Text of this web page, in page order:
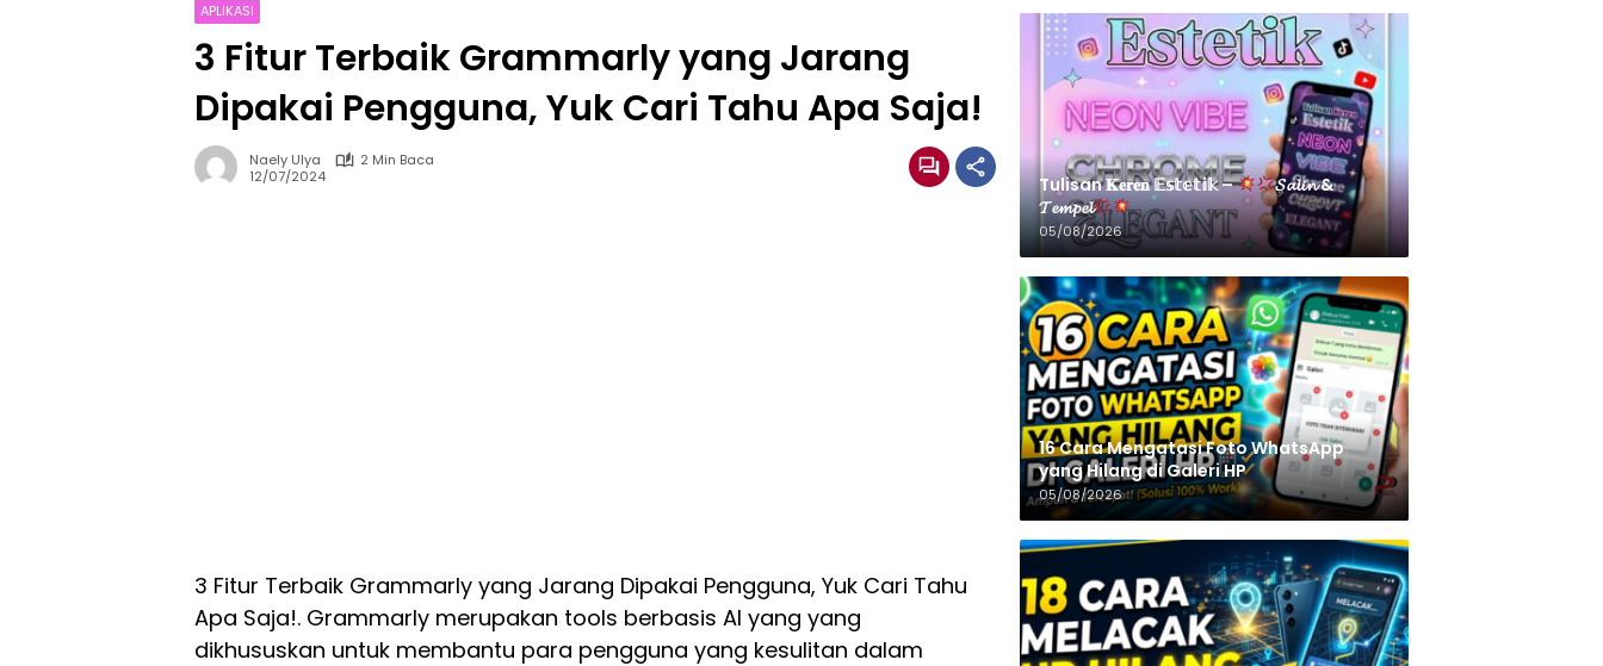
APLIKASI
3 Fitur Terbaik Grammarly yang Jarang
Dipakai Pengguna, Yuk Cari Tahu Apa Saja!
Naely Ulya
2 Min Baca
12/07/2024
3 Fitur Terbaik Grammarly yang Jarang Dipakai Pengguna, Yuk Cari Tahu
Apa Saja!. Grammarly merupakan tools berbasis AI yang yang
dikhususkan untuk membantu para pengguna yang kesulitan dalam
Tulisan 𝐊𝐞𝐫𝐞𝐧 𝔼𝕤𝕥𝕖𝕥𝕚𝕜 –
𝓢𝓪𝓵𝓲𝓷 &
𝓣𝓮𝓶𝓹𝓮𝓵
05/08/2026
16 Cara Mengatasi Foto WhatsApp
yang Hilang di Galeri HP
05/08/2026